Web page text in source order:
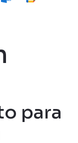
para